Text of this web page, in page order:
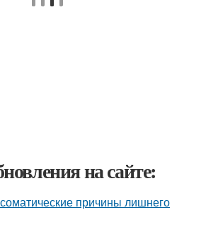
на сайте:
причины лишнего